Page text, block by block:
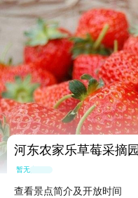
河东农家乐草莓采摘园
暂无点评
查看景点简介及开放时间
